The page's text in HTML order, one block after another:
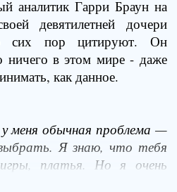
аналитик Гарри Браун на
девятилетней дочери
сих пор цитируют. Он
ничего в этом мире - даже
как данное.
меня обычная проблема —
Я знаю, что тебя
платья. Но я очень
тебе что-то такое,